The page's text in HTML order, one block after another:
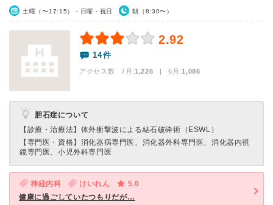
土曜（〜17:15）・日曜・祝日 朝（8:30〜）
2.92
14件
アクセス数 7月:1,226 | 6月:1,086
胆石症について
【診療・治療法】 体外衝撃波による結石破砕術（ESWL）
【専門医・資格】 消化器病専門医、消化器外科専門医、消化器内視
鏡専門医、小児外科専門医
神経内科 けいれん
5.0
健康に過ごしていたつもりだが…